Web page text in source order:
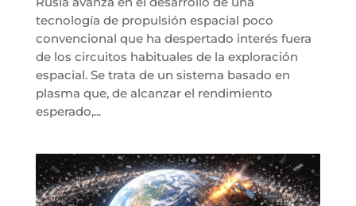
tecnología de propulsión espacial poco
convencional que ha despertado interés fuera
de los circuitos habituales de la exploración
espacial. Se trata de un sistema basado en
plasma que, de alcanzar el rendimiento
esperado,...